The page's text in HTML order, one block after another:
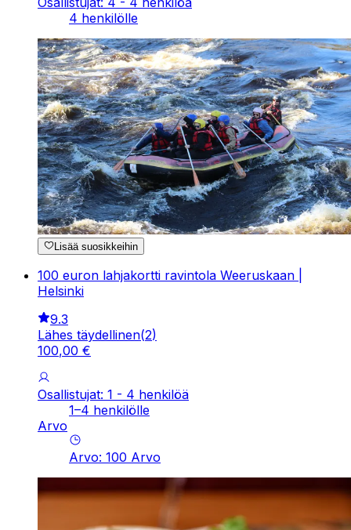
4 henkilölle
Lisää suosikkeihin
100 euron lahjakortti ravintola Weeruskaan |
Helsinki
9.3
Lähes täydellinen(2)
100,00 €
Osallistujat: 1 - 4 henkilöä
1–4 henkilölle
Arvo
Arvo: 100 Arvo